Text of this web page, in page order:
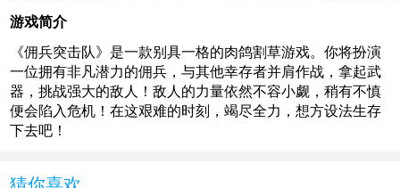
游戏简介
《佣兵突击队》是一款别具一格的肉鸽割草游戏。你将扮演
一位拥有非凡潜力的佣兵，与其他幸存者并肩作战，拿起武
器，挑战强大的敌人！敌人的力量依然不容小觑，稍有不慎
便会陷入危机！在这艰难的时刻，竭尽全力，想方设法生存
下去吧！